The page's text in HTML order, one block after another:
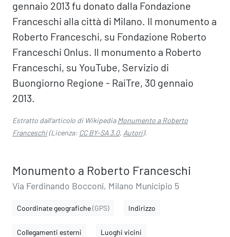
gennaio 2013 fu donato dalla Fondazione
Franceschi alla città di Milano. Il monumento a
Roberto Franceschi, su Fondazione Roberto
Franceschi Onlus. Il monumento a Roberto
Franceschi, su YouTube, Servizio di
Buongiorno Regione - RaiTre, 30 gennaio
2013.
Estratto dall'articolo di WikipediaMonumento a Roberto
Franceschi(Licenza: CC BY-SA 3.0, Autori).
Monumento a Roberto Franceschi
Via Ferdinando Bocconi, Milano Municipio 5
Coordinate geografiche(GPS) Indirizzo
Collegamenti esterni Luoghi vicini